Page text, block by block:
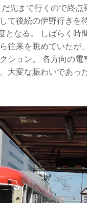
先まで行くので終点
て後続の伊野行きを
となる。 しばらく時
往来を眺めていたが
ション。 各方向の電
大変な賑わいであっ